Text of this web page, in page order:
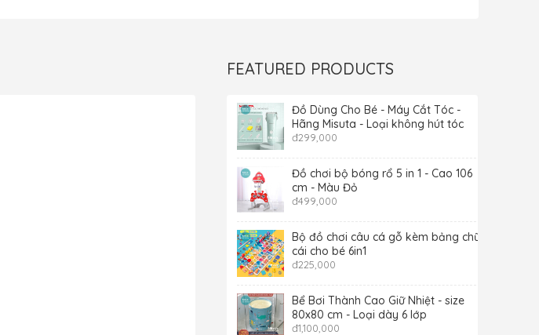
FEATURED PRODUCTS
Đồ Dùng Cho Bé - Máy Cắt Tóc -
Hãng Misuta - Loại không hút tóc
đ299,000
Đồ chơi bộ bóng rổ 5 in 1 - Cao 106
cm - Màu Đỏ
đ499,000
Bộ đồ chơi câu cá gỗ kèm bảng chữ
cái cho bé 6in1
đ225,000
Bể Bơi Thành Cao Giữ Nhiệt - size
80x80 cm - Loại dày 6 lớp
đ1,100,000